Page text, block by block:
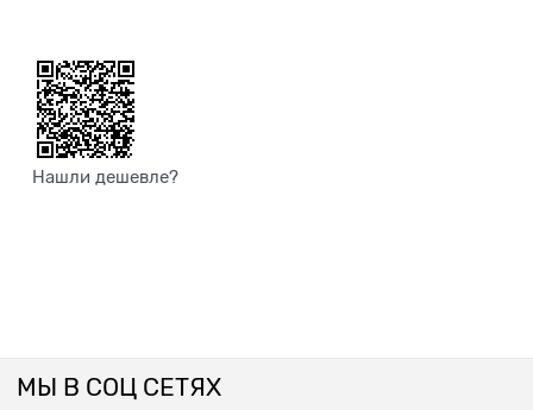
Нашли дешевле?
МЫ В СОЦ СЕТЯХ